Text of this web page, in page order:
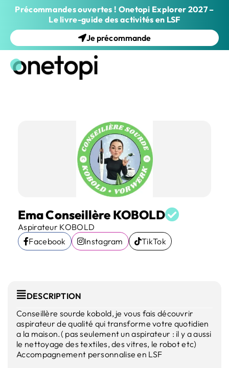
Précommandes ouvertes ! Onetopi Explorer 2027 –
Le livre-guide des activités en LSF
Je précommande
Ema Conseillère KOBOLD
Aspirateur KOBOLD
Facebook
Instagram TikTok
DESCRIPTION
Conseillère sourde kobold, je vous fais découvrir
aspirateur de qualité qui transforme votre quotidien
a la maison.( pas seulement un aspirateur : il y a aussi
le nettoyage des textiles, des vitres, le robot etc)
Accompagnement personnalise en LSF